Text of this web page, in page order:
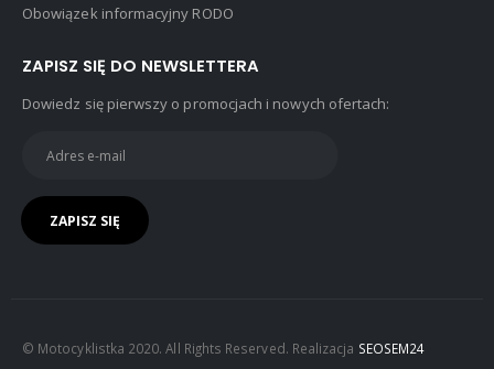
Obowiązek informacyjny RODO
ZAPISZ SIĘ DO NEWSLETTERA
Dowiedz się pierwszy o promocjach i nowych ofertach:
© Motocyklistka 2020. All Rights Reserved. Realizacja SEOSEM24